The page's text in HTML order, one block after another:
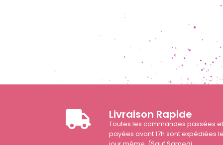
Livraison Rapide
Toutes les commandes passées
payées avant 17h sont expédiées